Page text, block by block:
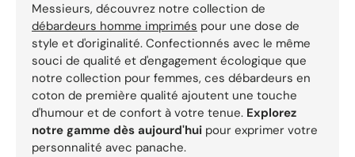
Messieurs, découvrez notre collection de
débardeurs homme imprimés pour une dose de
style et d'originalité. Confectionnés avec le même
souci de qualité et d'engagement écologique que
notre collection pour femmes, ces débardeurs en
coton de première qualité ajoutent une touche
d'humour et de confort à votre tenue. Explorez
notre gamme dès aujourd'hui pour exprimer votre
personnalité avec panache.